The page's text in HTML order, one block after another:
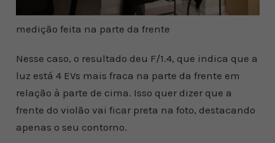
medição feita na parte da frente
Nesse caso, o resultado deu F/1.4, que indica que a
luz está 4 EVs mais fraca na parte da frente em
relação à parte de cima. Isso quer dizer que a
frente do violão vai ficar preta na foto, destacando
apenas o seu contorno.